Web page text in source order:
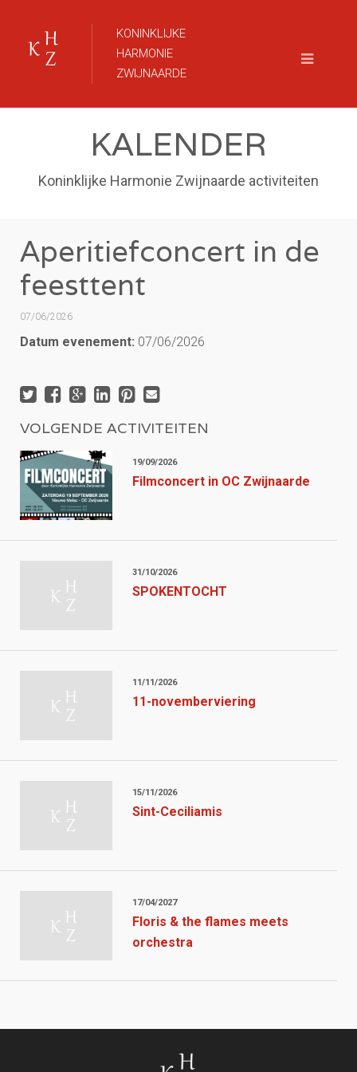
KONINKLIJKE
HARMONIE
ZWIJNAARDE
KALENDER
Koninklijke Harmonie Zwijnaarde activiteiten
Aperitiefconcert in de
feesttent
07/06/2026
Datum evenement: 07/06/2026
VOLGENDE ACTIVITEITEN
19/09/2026
Filmconcert in OC Zwijnaarde
31/10/2026
SPOKENTOCHT
11/11/2026
11-novemberviering
15/11/2026
Sint-Ceciliamis
17/04/2027
Floris & the flames meets
orchestra